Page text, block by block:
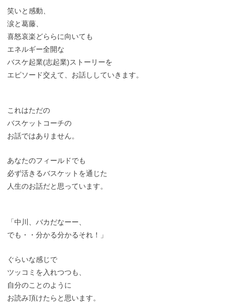
笑いと感動、
涙と葛藤、
喜怒哀楽どららに向いても
エネルギー全開な
バスケ起業(志起業)ストーリーを
エピソード交えて、お話ししていきます。
これはただの
バスケットコーチの
お話ではありません。
あなたのフィールドでも
必ず活きるバスケットを通じた
人生のお話だと思っています。
「中川、バカだなーー、
でも・・分かる分かるそれ！」
ぐらいな感じで
ツッコミを入れつつも、
自分のことのように
お読み頂けたらと思います。